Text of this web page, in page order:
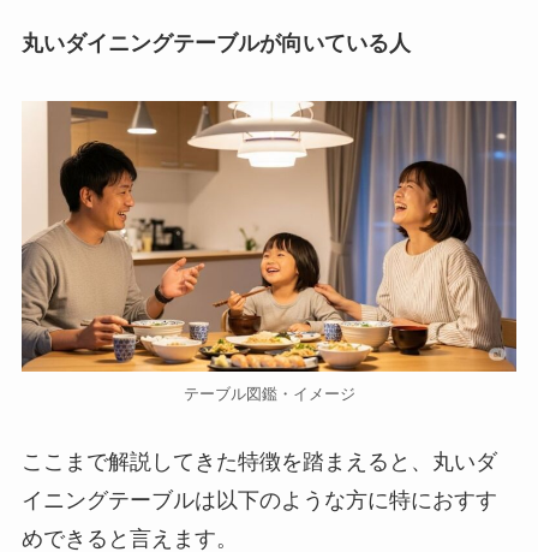
丸いダイニングテーブルが向いている人
テーブル図鑑・イメージ
ここまで解説してきた特徴を踏まえると、丸いダ
イニングテーブルは以下のような方に特におすす
めできると言えます。